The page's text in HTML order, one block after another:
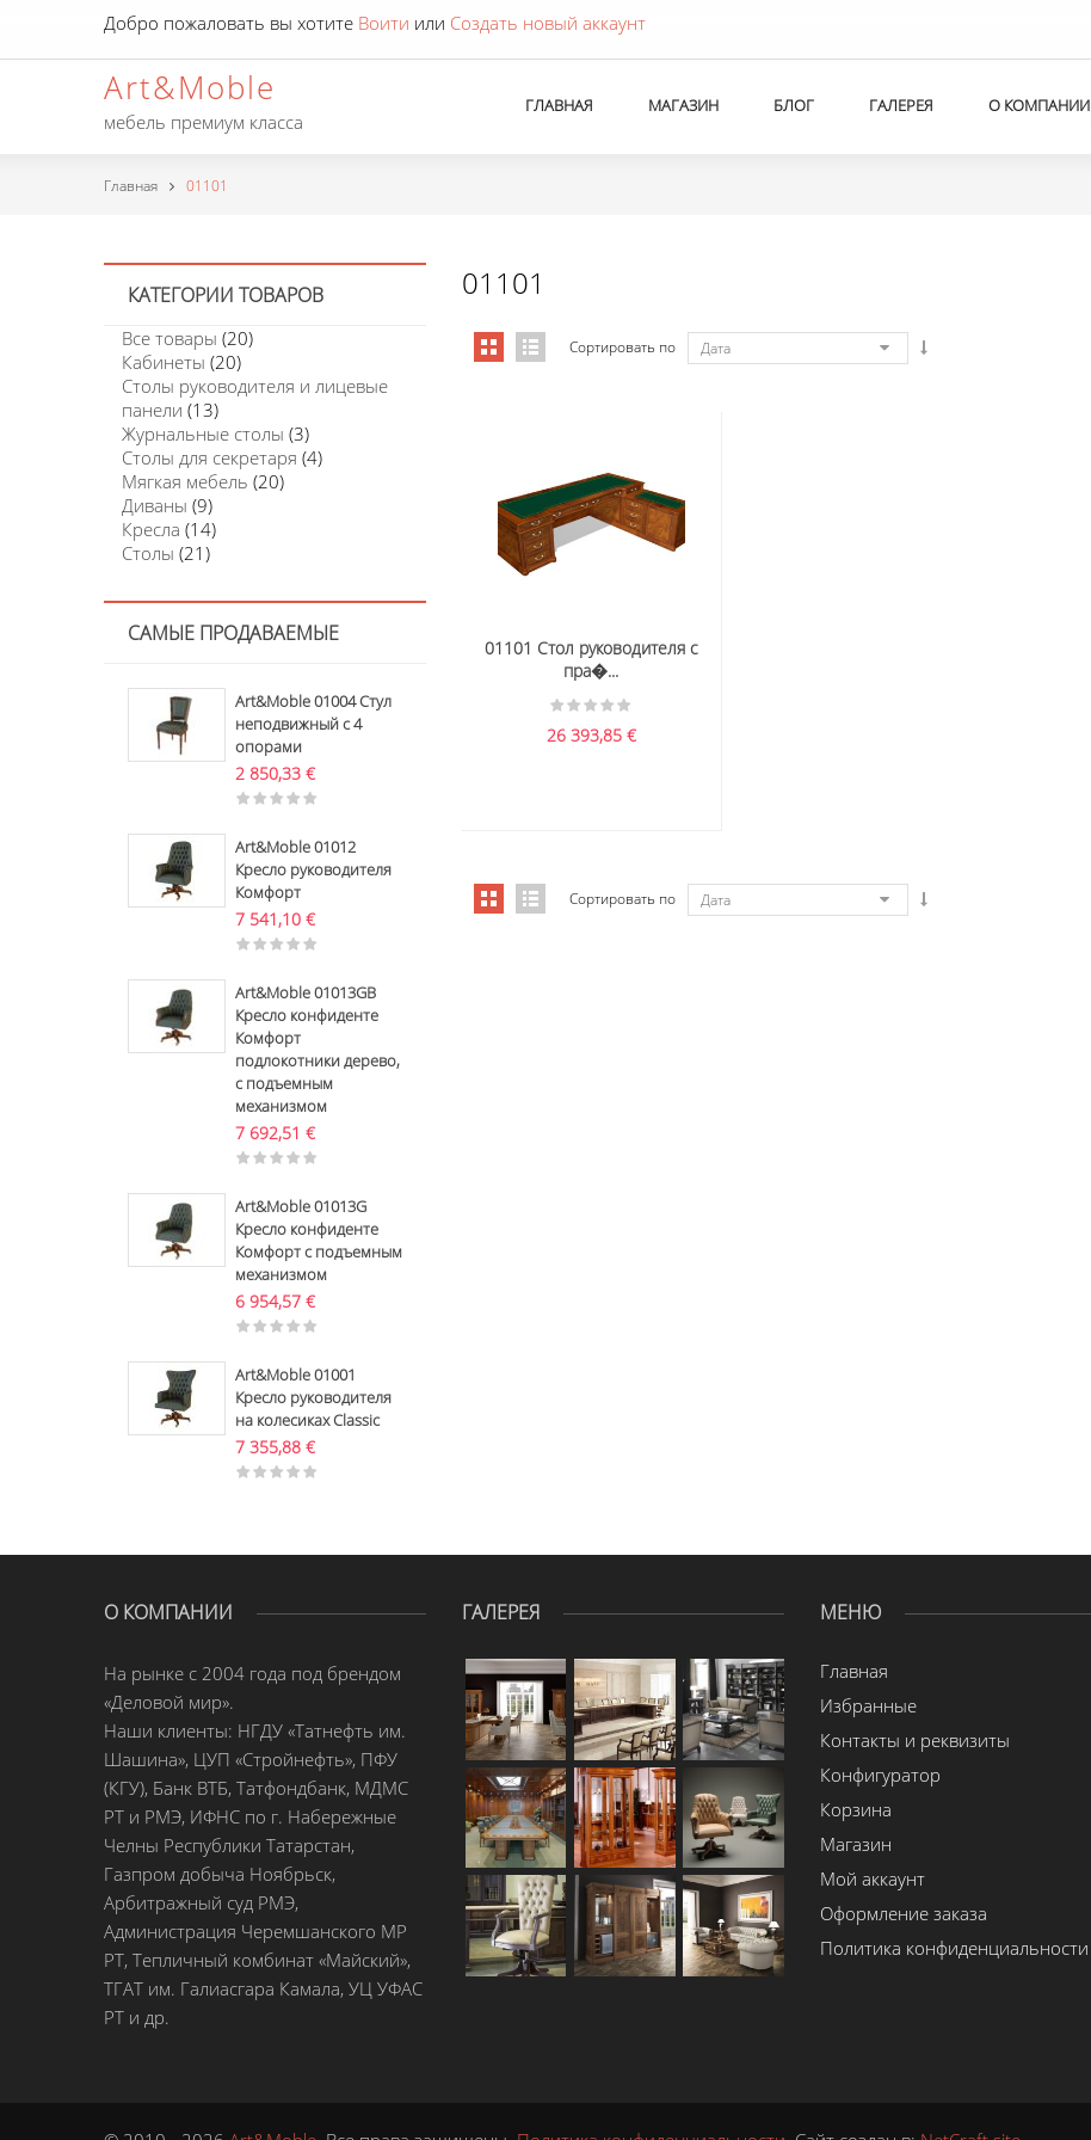
Добро пожаловать вы хотите Воити или Создать новый аккаунт
Art&Moble
мебель премиум класса
ГЛАВНАЯ МАГАЗИН БЛОГ ГАЛЕРЕЯ О КОМПАНИИ
Главная 01101
КАТЕГОРИИ ТОВАРОВ
Все товары (20)
Кабинеты (20)
Столы руководителя и лицевые
панели (13)
Журнальные столы (3)
Столы для секретаря (4)
Мягкая мебель (20)
Диваны (9)
Кресла (14)
Столы (21)
САМЫЕ ПРОДАВАЕМЫЕ
Art&Moble 01004 Стул
неподвижный с 4
опорами
2 850,33 €
Art&Moble 01012
Кресло руководителя
Комфорт
7 541,10 €
Art&Moble 01013GB
Кресло конфиденте
Комфорт
подлокотники дерево,
с подъемным
механизмом
7 692,51 €
Art&Moble 01013G
Кресло конфиденте
Комфорт с подъемным
механизмом
6 954,57 €
Art&Moble 01001
Кресло руководителя
на колесиках Classic
7 355,88 €
01101
Сортировать по Дата
01101 Стол руководителя с
пра�...
26 393,85 €
Сортировать по Дата
О КОМПАНИИ
На рынке с 2004 года под брендом
«Деловой мир».
Наши клиенты: НГДУ «Татнефть им.
Шашина», ЦУП «Стройнефть», ПФУ
(КГУ), Банк ВТБ, Татфондбанк, МДМС
РТ и РМЭ, ИФНС по г. Набережные
Челны Республики Татарстан,
Газпром добыча Ноябрьск,
Арбитражный суд РМЭ,
Администрация Черемшанского МР
РТ, Тепличный комбинат «Майский»,
ТГАТ им. Галиасгара Камала, УЦ УФАС
РТ и др.
ГАЛЕРЕЯ МЕНЮ
Главная
Избранные
Контакты и реквизиты
Конфигуратор
Корзина
Магазин
Мой аккаунт
Оформление заказа
Политика конфиденциальности